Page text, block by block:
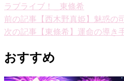
ラブライブ！_東條希
投
稿
ナ
ビ
前の記事 【西木野真姫】魅惑の
次の記事 【東條希】運命の導き
おすすめ